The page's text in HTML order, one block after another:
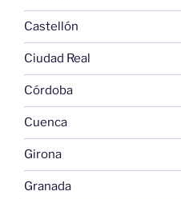
Castellón
Ciudad Real
Córdoba
Cuenca
Girona
Granada